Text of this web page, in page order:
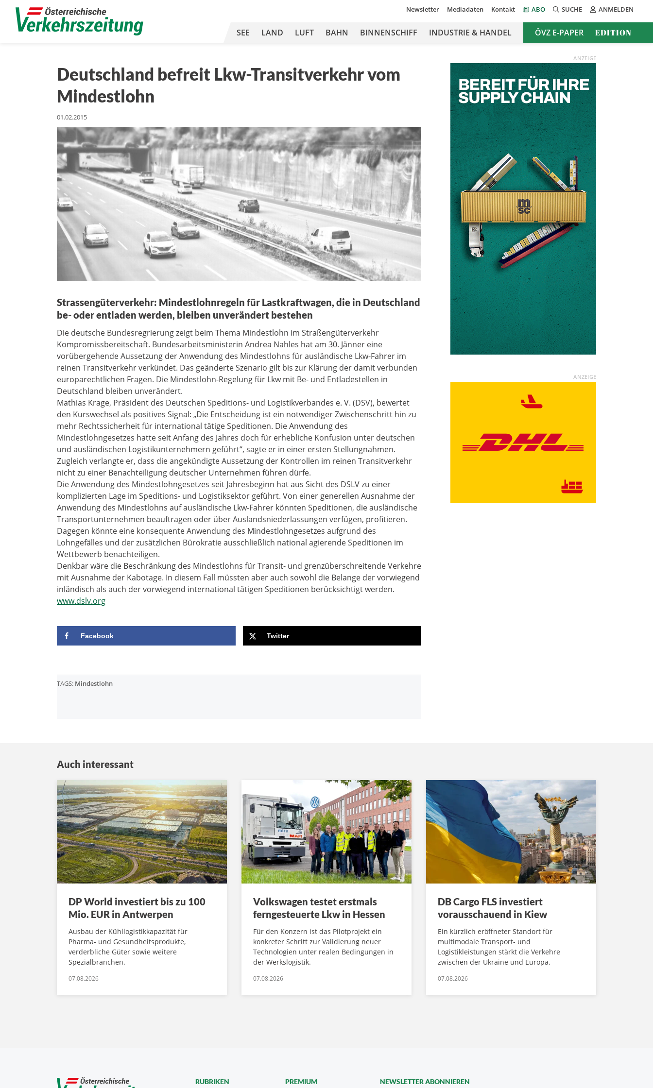
Newsletter Mediadaten Kontakt ABO SUCHE ANMELDEN
SEE LAND LUFT BAHN BINNENSCHIFF INDUSTRIE & HANDEL ÖVZ E-PAPER EDITION
Deutschland befreit Lkw-Transitverkehr vom
Mindestlohn
01.02.2015
Strassengüterverkehr: Mindestlohnregeln für Lastkraftwagen, die in Deutschland
be- oder entladen werden, bleiben unverändert bestehen
Die deutsche Bundesregrierung zeigt beim Thema Mindestlohn im Straßengüterverkehr
Kompromissbereitschaft. Bundesarbeitsministerin Andrea Nahles hat am 30. Jänner eine
vorübergehende Aussetzung der Anwendung des Mindestlohns für ausländische Lkw-Fahrer im
reinen Transitverkehr verkündet. Das geänderte Szenario gilt bis zur Klärung der damit verbunden
europarechtlichen Fragen. Die Mindestlohn-Regelung für Lkw mit Be- und Entladestellen in
Deutschland bleiben unverändert.
Mathias Krage, Präsident des Deutschen Speditions- und Logistikverbandes e. V. (DSV), bewertet
den Kurswechsel als positives Signal: „Die Entscheidung ist ein notwendiger Zwischenschritt hin zu
mehr Rechtssicherheit für international tätige Speditionen. Die Anwendung des
Mindestlohngesetzes hatte seit Anfang des Jahres doch für erhebliche Konfusion unter deutschen
und ausländischen Logistikunternehmern geführt“, sagte er in einer ersten Stellungnahmen.
Zugleich verlangte er, dass die angekündigte Aussetzung der Kontrollen im reinen Transitverkehr
nicht zu einer Benachteiligung deutscher Unternehmen führen dürfe.
Die Anwendung des Mindestlohngesetzes seit Jahresbeginn hat aus Sicht des DSLV zu einer
komplizierten Lage im Speditions- und Logistiksektor geführt. Von einer generellen Ausnahme der
Anwendung des Mindestlohns auf ausländische Lkw-Fahrer könnten Speditionen, die ausländische
Transportunternehmen beauftragen oder über Auslandsniederlassungen verfügen, profitieren.
Dagegen könnte eine konsequente Anwendung des Mindestlohngesetzes aufgrund des
Lohngefälles und der zusätzlichen Bürokratie ausschließlich national agierende Speditionen im
Wettbewerb benachteiligen.
Denkbar wäre die Beschränkung des Mindestlohns für Transit- und grenzüberschreitende Verkehre
mit Ausnahme der Kabotage. In diesem Fall müssten aber auch sowohl die Belange der vorwiegend
inländisch als auch der vorwiegend international tätigen Speditionen berücksichtigt werden.
www.dslv.org
Facebook Twitter
TAGS: Mindestlohn
ANZEIGE
ANZEIGE
Auch interessant
DP World investiert bis zu 100
Mio. EUR in Antwerpen
Ausbau der Kühllogistikkapazität für
Pharma- und Gesundheitsprodukte,
verderbliche Güter sowie weitere
Spezialbranchen.
07.08.2026
Volkswagen testet erstmals
ferngesteuerte Lkw in Hessen
Für den Konzern ist das Pilotprojekt ein
konkreter Schritt zur Validierung neuer
Technologien unter realen Bedingungen in
der Werkslogistik.
07.08.2026
DB Cargo FLS investiert
vorausschauend in Kiew
Ein kürzlich eröffneter Standort für
multimodale Transport- und
Logistikleistungen stärkt die Verkehre
zwischen der Ukraine und Europa.
07.08.2026
NEWSLETTER ABONNIEREN
RUBRIKEN PREMIUM